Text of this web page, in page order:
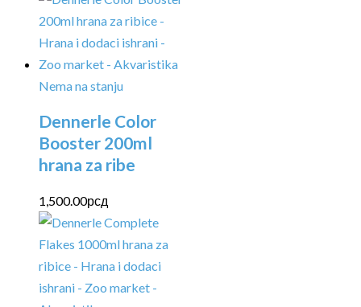
Nema na stanju
Dennerle Color
Booster 200ml
hrana za ribe
1,500.00рсд